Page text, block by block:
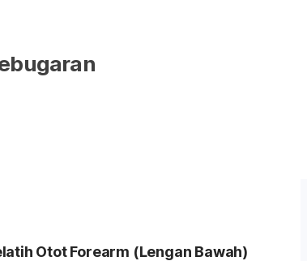
Otot Forearm (Lengan Bawah)